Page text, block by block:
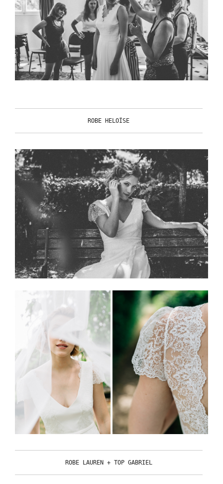
ROBE HELOÏSE
ROBE LAUREN + TOP GABRIEL